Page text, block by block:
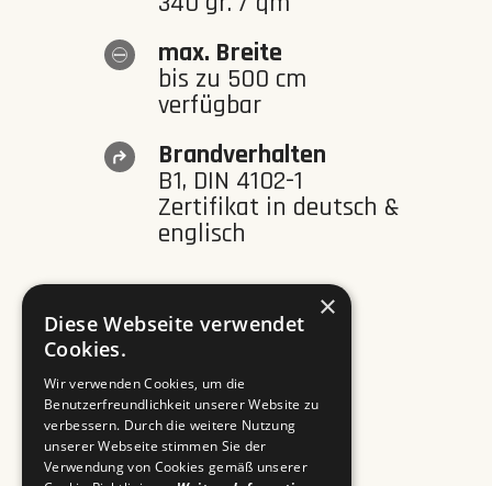
max. Breite
bis zu 500 cm
verfügbar
Brandverhalten
B1, DIN 4102-1
Zertifikat in deutsch &
englisch
Download
×
Diese Webseite verwendet
Cookies.
Wir verwenden Cookies, um die
Benutzerfreundlichkeit unserer Website zu
verbessern. Durch die weitere Nutzung
unserer Webseite stimmen Sie der
Verwendung von Cookies gemäß unserer